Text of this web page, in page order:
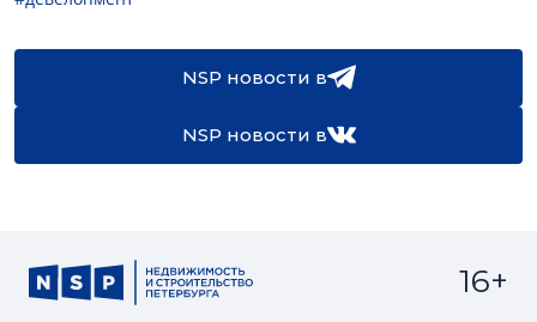
NSP новости в
NSP новости в
16+